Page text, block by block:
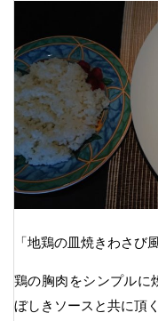
「地鶏の皿焼きわさび
鶏の胸肉をシンプルに
ぼしきソースと共に頂